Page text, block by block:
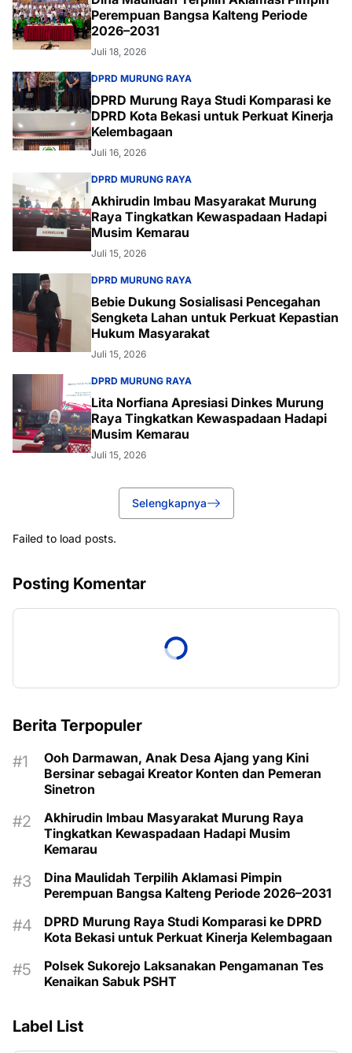
Perempuan Bangsa Kalteng Periode
2026–2031
Juli 18, 2026
DPRD MURUNG RAYA
DPRD Murung Raya Studi Komparasi ke
DPRD Kota Bekasi untuk Perkuat Kinerja
Kelembagaan
Juli 16, 2026
DPRD MURUNG RAYA
Akhirudin Imbau Masyarakat Murung
Raya Tingkatkan Kewaspadaan Hadapi
Musim Kemarau
Juli 15, 2026
DPRD MURUNG RAYA
Bebie Dukung Sosialisasi Pencegahan
Sengketa Lahan untuk Perkuat Kepastian
Hukum Masyarakat
Juli 15, 2026
DPRD MURUNG RAYA
Lita Norfiana Apresiasi Dinkes Murung
Raya Tingkatkan Kewaspadaan Hadapi
Musim Kemarau
Juli 15, 2026
Selengkapnya
Failed to load posts.
Posting Komentar
Berita Terpopuler
Ooh Darmawan, Anak Desa Ajang yang Kini
Bersinar sebagai Kreator Konten dan Pemeran
Sinetron
Akhirudin Imbau Masyarakat Murung Raya
Tingkatkan Kewaspadaan Hadapi Musim
Kemarau
Dina Maulidah Terpilih Aklamasi Pimpin
Perempuan Bangsa Kalteng Periode 2026–2031
DPRD Murung Raya Studi Komparasi ke DPRD
Kota Bekasi untuk Perkuat Kinerja Kelembagaan
Polsek Sukorejo Laksanakan Pengamanan Tes
Kenaikan Sabuk PSHT
Label List